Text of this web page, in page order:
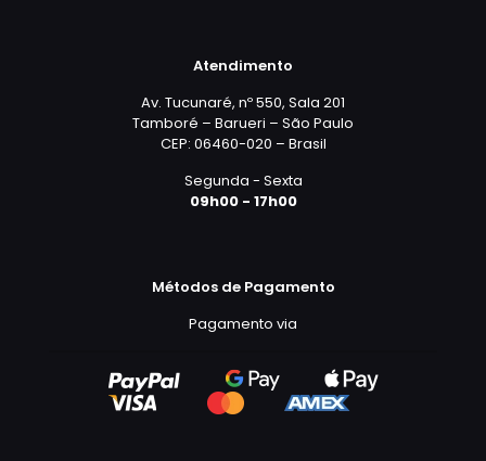
Atendimento
Av. Tucunaré, nº 550, Sala 201
Tamboré – Barueri – São Paulo
CEP: 06460-020 – Brasil
Segunda - Sexta
09h00 - 17h00
Métodos de Pagamento
Pagamento via